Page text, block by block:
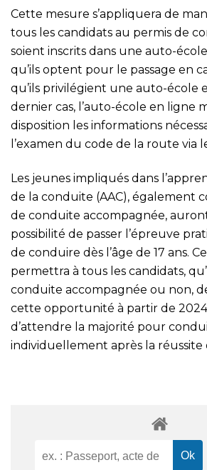
Cette mesure s’appliquera de
tous les candidats au permis de
soient inscrits dans une auto-
qu’ils optent pour le passage en
qu’ils privilégient une auto-école
dernier cas, l’auto-école en ligne
disposition les informations
l’examen du code de la route via
Les jeunes impliqués dans
de la conduite (AAC), également
de conduite accompagnée,
possibilité de passer l’épreuve
de conduire dès l’âge de 17 ans.
permettra à tous les candidats,
conduite accompagnée ou non,
cette opportunité à partir de
d’attendre la majorité pour
individuellement après la réussite